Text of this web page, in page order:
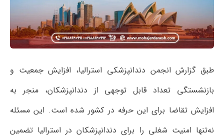
طبق گزارش انجمن دندانپزشکی استرالیا، افزایش جمعیت و
بازنشستگی تعداد قابل توجهی از دندانپزشکان، منجر به
افزایش تقاضا برای این حرفه در کشور شده است. این مسئله
نه‌تنها امنیت شغلی را برای دندانپزشکان در استرالیا تضمین